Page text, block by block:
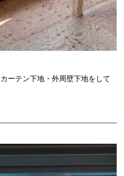
ーテン下地・外周壁下地をして